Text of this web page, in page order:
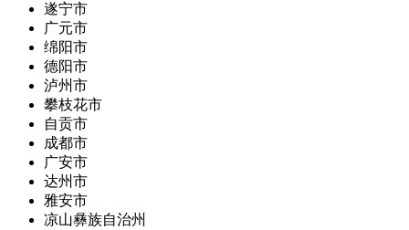
遂宁市
广元市
绵阳市
德阳市
泸州市
攀枝花市
自贡市
成都市
广安市
达州市
雅安市
凉山彝族自治州